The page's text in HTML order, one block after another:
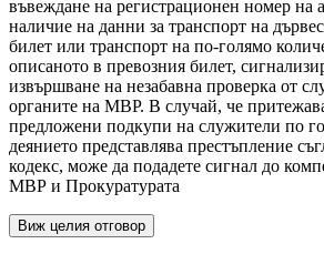
въвеждане на регистрационен номер на
наличие на данни за транспорт на
билет или транспорт на по-голямо
описаното в превозния билет,
извършване на незабавна проверка от
органите на МВР. В случай, че
предложени подкупи на служители по
деянието представлява престъпление
кодекс, може да подадете сигнал до
МВР и Прокуратурата
Виж целия отговор